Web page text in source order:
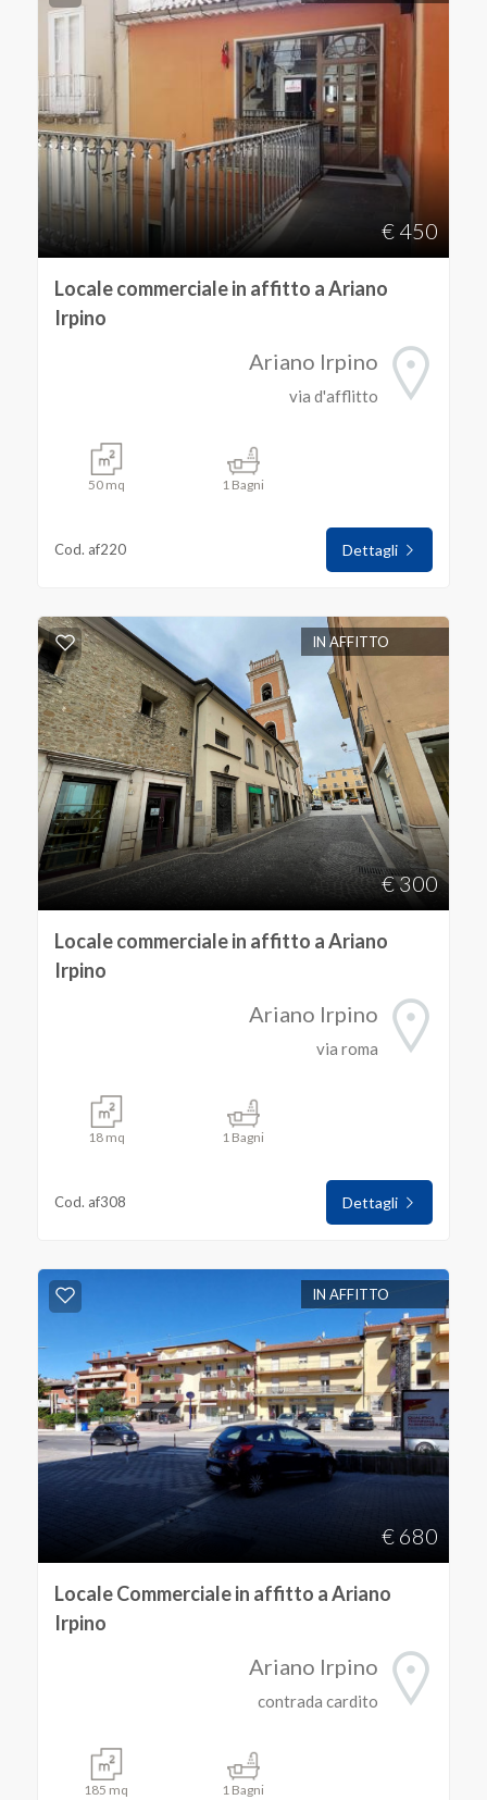
€ 450
Locale commerciale in affitto a Ariano
Irpino
Ariano Irpino
via d'afflitto
50 mq 1 Bagni
Cod. af220 Dettagli
IN AFFITTO
€ 300
Locale commerciale in affitto a Ariano
Irpino
Ariano Irpino
via roma
18 mq 1 Bagni
Cod. af308 Dettagli
IN AFFITTO
€ 680
Locale Commerciale in affitto a Ariano
Irpino
Ariano Irpino
contrada cardito
185 mq 1 Bagni
Locali
minimi
Qualsiasi
1
3
minimi
Qualsiasi
1
2
3
4
Camere
1
3
4
5+
multiscelta